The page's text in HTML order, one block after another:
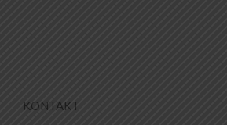
KONTAKT